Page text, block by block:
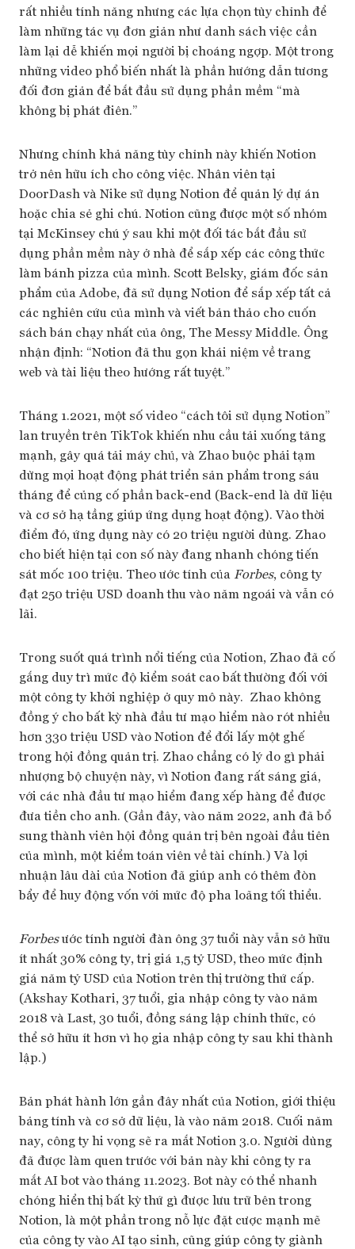
rất nhiều tính năng nhưng các lựa chọn tùy chỉnh để
làm những tác vụ đơn giản như danh sách việc cần
làm lại dễ khiến mọi người bị choáng ngợp. Một trong
những video phổ biến nhất là phần hướng dẫn tương
đối đơn giản để bắt đầu sử dụng phần mềm “mà
không bị phát điên.”
Nhưng chính khả năng tùy chỉnh này khiến Notion
trở nên hữu ích cho công việc. Nhân viên tại
DoorDash và Nike sử dụng Notion để quản lý dự án
hoặc chia sẻ ghi chú. Notion cũng được một số nhóm
tại McKinsey chú ý sau khi một đối tác bắt đầu sử
dụng phần mềm này ở nhà để sắp xếp các công thức
làm bánh pizza của mình. Scott Belsky, giám đốc sản
phẩm của Adobe, đã sử dụng Notion để sắp xếp tất cả
các nghiên cứu của mình và viết bản thảo cho cuốn
sách bán chạy nhất của ông, The Messy Middle. Ông
nhận định: “Notion đã thu gọn khái niệm về trang
web và tài liệu theo hướng rất tuyệt.”
Tháng 1.2021, một số video “cách tôi sử dụng Notion”
lan truyền trên TikTok khiến nhu cầu tải xuống tăng
mạnh, gây quá tải máy chủ, và Zhao buộc phải tạm
dừng mọi hoạt động phát triển sản phẩm trong sáu
tháng để củng cố phần back-end (Back-end là dữ liệu
và cơ sở hạ tầng giúp ứng dụng hoạt động). Vào thời
điểm đó, ứng dụng này có 20 triệu người dùng. Zhao
cho biết hiện tại con số này đang nhanh chóng tiến
sát mốc 100 triệu. Theo ước tính củaForbes, công ty
đạt 250 triệu USD doanh thu vào năm ngoái và vẫn có
lãi.
Trong suốt quá trình nổi tiếng của Notion, Zhao đã cố
gắng duy trì mức độ kiểm soát cao bất thường đối với
một công ty khởi nghiệp ở quy mô này. Zhao không
đồng ý cho bất kỳ nhà đầu tư mạo hiểm nào rót nhiều
hơn 330 triệu USD vào Notion để đổi lấy một ghế
trong hội đồng quản trị. Zhao chẳng có lý do gì phải
nhượng bộ chuyện này, vì Notion đang rất sáng giá,
với các nhà đầu tư mạo hiểm đang xếp hàng để được
đưa tiền cho anh. (Gần đây, vào năm 2022, anh đã bổ
sung thành viên hội đồng quản trị bên ngoài đầu tiên
của mình, một kiểm toán viên về tài chính.) Và lợi
nhuận lâu dài của Notion đã giúp anh có thêm đòn
bẩy để huy động vốn với mức độ pha loãng tối thiểu.
Forbesước tính người đàn ông 37 tuổi này vẫn sở hữu
ít nhất 30% công ty, trị giá 1,5 tỷ USD, theo mức định
giá năm tỷ USD của Notion trên thị trường thứ cấp.
(Akshay Kothari, 37 tuổi, gia nhập công ty vào năm
2018 và Last, 30 tuổi, đồng sáng lập chính thức, có
thể sở hữu ít hơn vì họ gia nhập công ty sau khi thành
lập.)
Bản phát hành lớn gần đây nhất của Notion, giới thiệu
bảng tính và cơ sở dữ liệu, là vào năm 2018. Cuối năm
nay, công ty hi vọng sẽ ra mắt Notion 3.0. Người dùng
đã được làm quen trước với bản này khi công ty ra
mắt AI bot vào tháng 11.2023. Bot này có thể nhanh
chóng hiển thị bất kỳ thứ gì được lưu trữ bên trong
Notion, là một phần trong nỗ lực đặt cược mạnh mẽ
của công ty vào AI tạo sinh, cũng giúp công ty giành